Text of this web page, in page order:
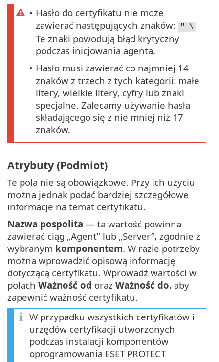
• Hasło do certyfikatu nie może
zawierać następujących znaków:
" \
Te znaki powodują błąd krytyczny
podczas inicjowania agenta.
• Hasło musi zawierać co najmniej 14
znaków z trzech z tych kategorii: małe
litery, wielkie litery, cyfry lub znaki
specjalne. Zalecamy używanie hasła
składającego się z nie mniej niż 17
znaków.
Atrybuty (Podmiot)
Te pola nie są obowiązkowe. Przy ich użyciu
można jednak podać bardziej szczegółowe
informacje na temat certyfikatu.
Nazwa pospolita — ta wartość powinna
zawierać ciąg „Agent” lub „Server”, zgodnie z
wybranym komponentem. W razie potrzeby
można wprowadzić opisową informację
dotyczącą certyfikatu. Wprowadź wartości w
polach Ważność od oraz Ważność do, aby
zapewnić ważność certyfikatu.
W przypadku wszystkich certyfikatów i
urzędów certyfikacji utworzonych
podczas instalacji komponentów
oprogramowania ESET PROTECT